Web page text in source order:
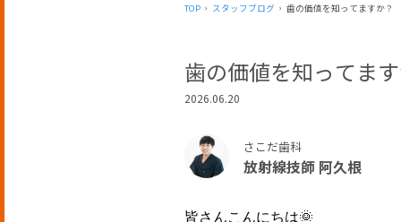
TOP スタッフブログ 歯の価値を知ってますか？
歯の価値を知ってま
2026.06.20
さこだ歯科
放射線技師 阿久根
皆さんこんにちは🌞